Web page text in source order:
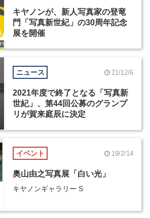
キヤノンが、新人写真家の登竜
門「写真新世紀」の30周年記念
展を開催
ニュース 21/12/6
2021年度で終了となる「写真新
世紀」、第44回公募のグランプ
リが賀来庭辰に決定
イベント 19/2/14
奥山由之写真展「白い光」
キヤノンギャラリー S